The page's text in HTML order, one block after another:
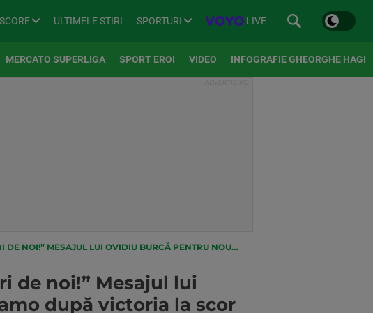
ULTIMELE STIRI SPORTURI LIVE
MERCATO SUPERLIGA SPORT EROI VIDEO INFOGRAFIE GHEORGHE HAGI
NOUA CONDUCERE DE LA DINAMO DUPĂ VICTORIA LA SCOR CU UNIREA CONSTANȚA
de noi!” Mesajul lui
după victoria la scor